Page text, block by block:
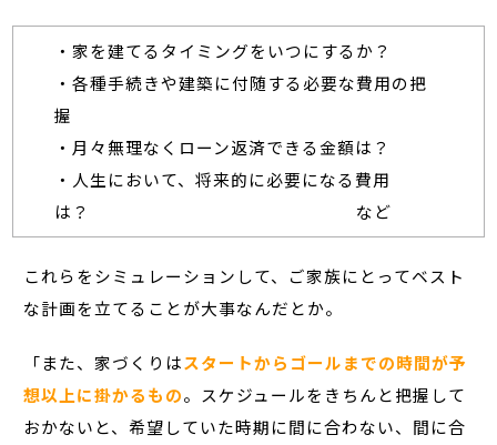
・家を建てるタイミングをいつにするか？
・各種手続きや建築に付随する必要な費用の把
握
・月々無理なくローン返済できる金額は？
・人生において、将来的に必要になる費用
は？ など
これらをシミュレーションして、ご家族にとってベスト
な計画を立てることが大事なんだとか。
「また、家づくりはスタートからゴールまでの時間が予
想以上に掛かるもの。スケジュールをきちんと把握して
おかないと、希望していた時期に間に合わない、間に合